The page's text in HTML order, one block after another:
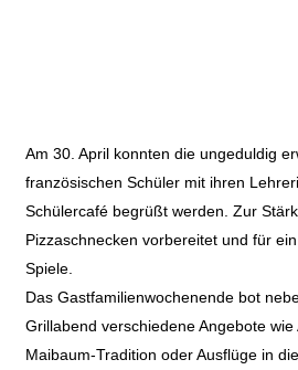
Am 30. April konnten die ungeduldig
französischen Schüler mit ihren
Schülercafé begrüßt werden. Zur
Pizzaschnecken vorbereitet und für
Spiele.
Das Gastfamilienwochenende bot
Grillabend verschiedene Angebote
Maibaum-Tradition oder Ausflüge in